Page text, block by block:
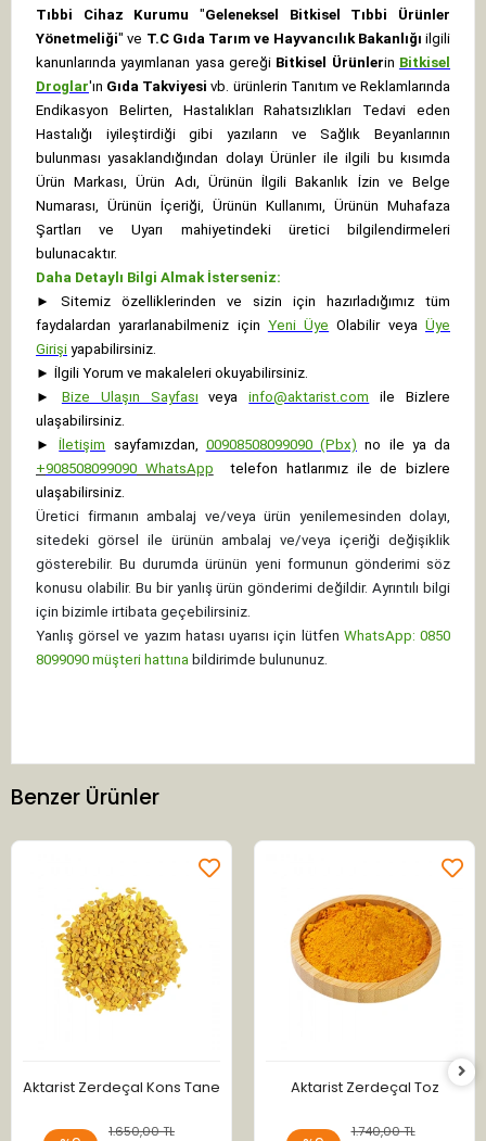
Tıbbi Cihaz Kurumu "Geleneksel Bitkisel Tıbbi Ürünler
Yönetmeliği" ve T.C Gıda Tarım ve Hayvancılık Bakanlığı ilgili
kanunlarında yayımlanan yasa gereği Bitkisel Ürünlerin Bitkisel
Droglar'ın Gıda Takviyesi vb. ürünlerin Tanıtım ve Reklamlarında
Endikasyon Belirten, Hastalıkları Rahatsızlıkları Tedavi eden
Hastalığı iyileştirdiği gibi yazıların ve Sağlık Beyanlarının
bulunması yasaklandığından dolayı Ürünler ile ilgili bu kısımda
Ürün Markası, Ürün Adı, Ürünün İlgili Bakanlık İzin ve Belge
Numarası, Ürünün İçeriği, Ürünün Kullanımı, Ürünün Muhafaza
Şartları ve Uyarı mahiyetindeki üretici bilgilendirmeleri
bulunacaktır.
Daha Detaylı Bilgi Almak İsterseniz:
►
Sitemiz özelliklerinden ve sizin için hazırladığımız tüm
faydalardan yararlanabilmeniz için Yeni Üye Olabilir veyaÜye
Girişi yapabilirsiniz.
► İlgili Yorum ve makaleleri okuyabilirsiniz.
►
Bize Ulaşın Sayfası veya info@aktarist.com
ile Bizlere
ulaşabilirsiniz.
►
İletişim sayfamızdan, 00908508099090 (Pbx) no ile ya da
+908508099090 WhatsApp
telefon hatlarımız ile de bizlere
ulaşabilirsiniz.
Üretici firmanın ambalaj ve/veya ürün yenilemesinden dolayı,
sitedeki görsel ile ürünün ambalaj ve/veya içeriği değişiklik
gösterebilir. Bu durumda ürünün yeni formunun gönderimi söz
konusu olabilir. Bu bir yanlış ürün gönderimi değildir. Ayrıntılı bilgi
için bizimle irtibata geçebilirsiniz.
Yanlış görsel ve yazım hatası uyarısı için lütfen WhatsApp: 0850
8099090 müşteri hattına bildirimde bulununuz.
Benzer Ürünler
Aktarist Zerdeçal Kons Tane
1.650,00 TL
Aktarist Zerdeçal Toz
1.740,00 TL